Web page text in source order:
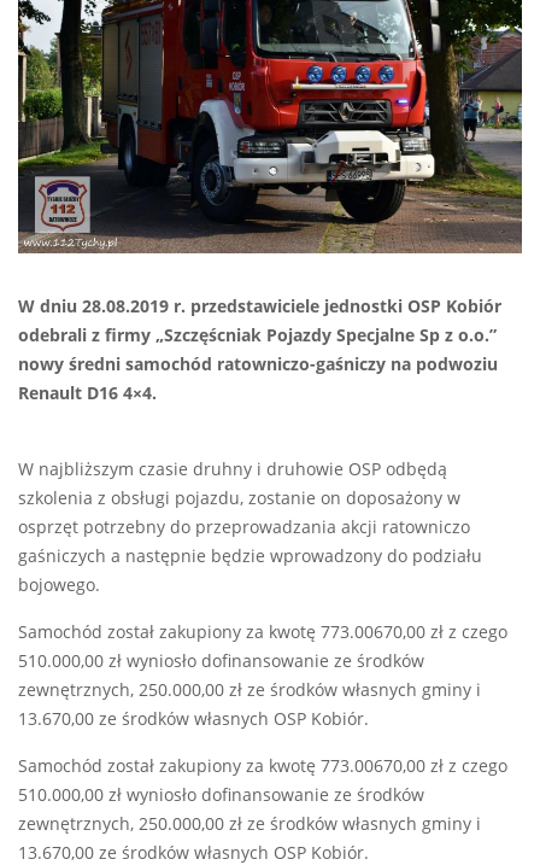
W dniu 28.08.2019 r. przedstawiciele jednostki OSP Kobiór
odebrali z firmy „Szczęścniak Pojazdy Specjalne Sp z o.o.”
nowy średni samochód ratowniczo-gaśniczy na podwoziu
Renault D16 4×4.
W najbliższym czasie druhny i druhowie OSP odbędą
szkolenia z obsługi pojazdu, zostanie on doposażony w
osprzęt potrzebny do przeprowadzania akcji ratowniczo
gaśniczych a następnie będzie wprowadzony do podziału
bojowego.
Samochód został zakupiony za kwotę 773.00670,00 zł z czego
510.000,00 zł wyniosło dofinansowanie ze środków
zewnętrznych, 250.000,00 zł ze środków własnych gminy i
13.670,00 ze środków własnych OSP Kobiór.
Samochód został zakupiony za kwotę 773.00670,00 zł z czego
510.000,00 zł wyniosło dofinansowanie ze środków
zewnętrznych, 250.000,00 zł ze środków własnych gminy i
13.670,00 ze środków własnych OSP Kobiór.